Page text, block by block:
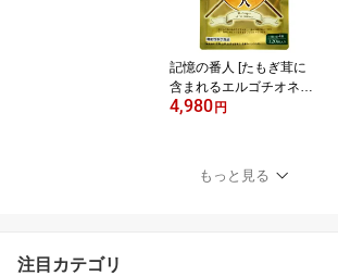
記憶の番人 [たもぎ茸に
含まれるエルゴチオネイ
ン含有]
4,980 円
もっと見る
注目カテゴリ